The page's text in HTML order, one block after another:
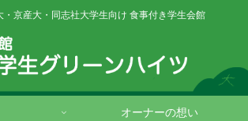
・京産大・同志社大学生向け 食事付き学生会館
オーナーの想い